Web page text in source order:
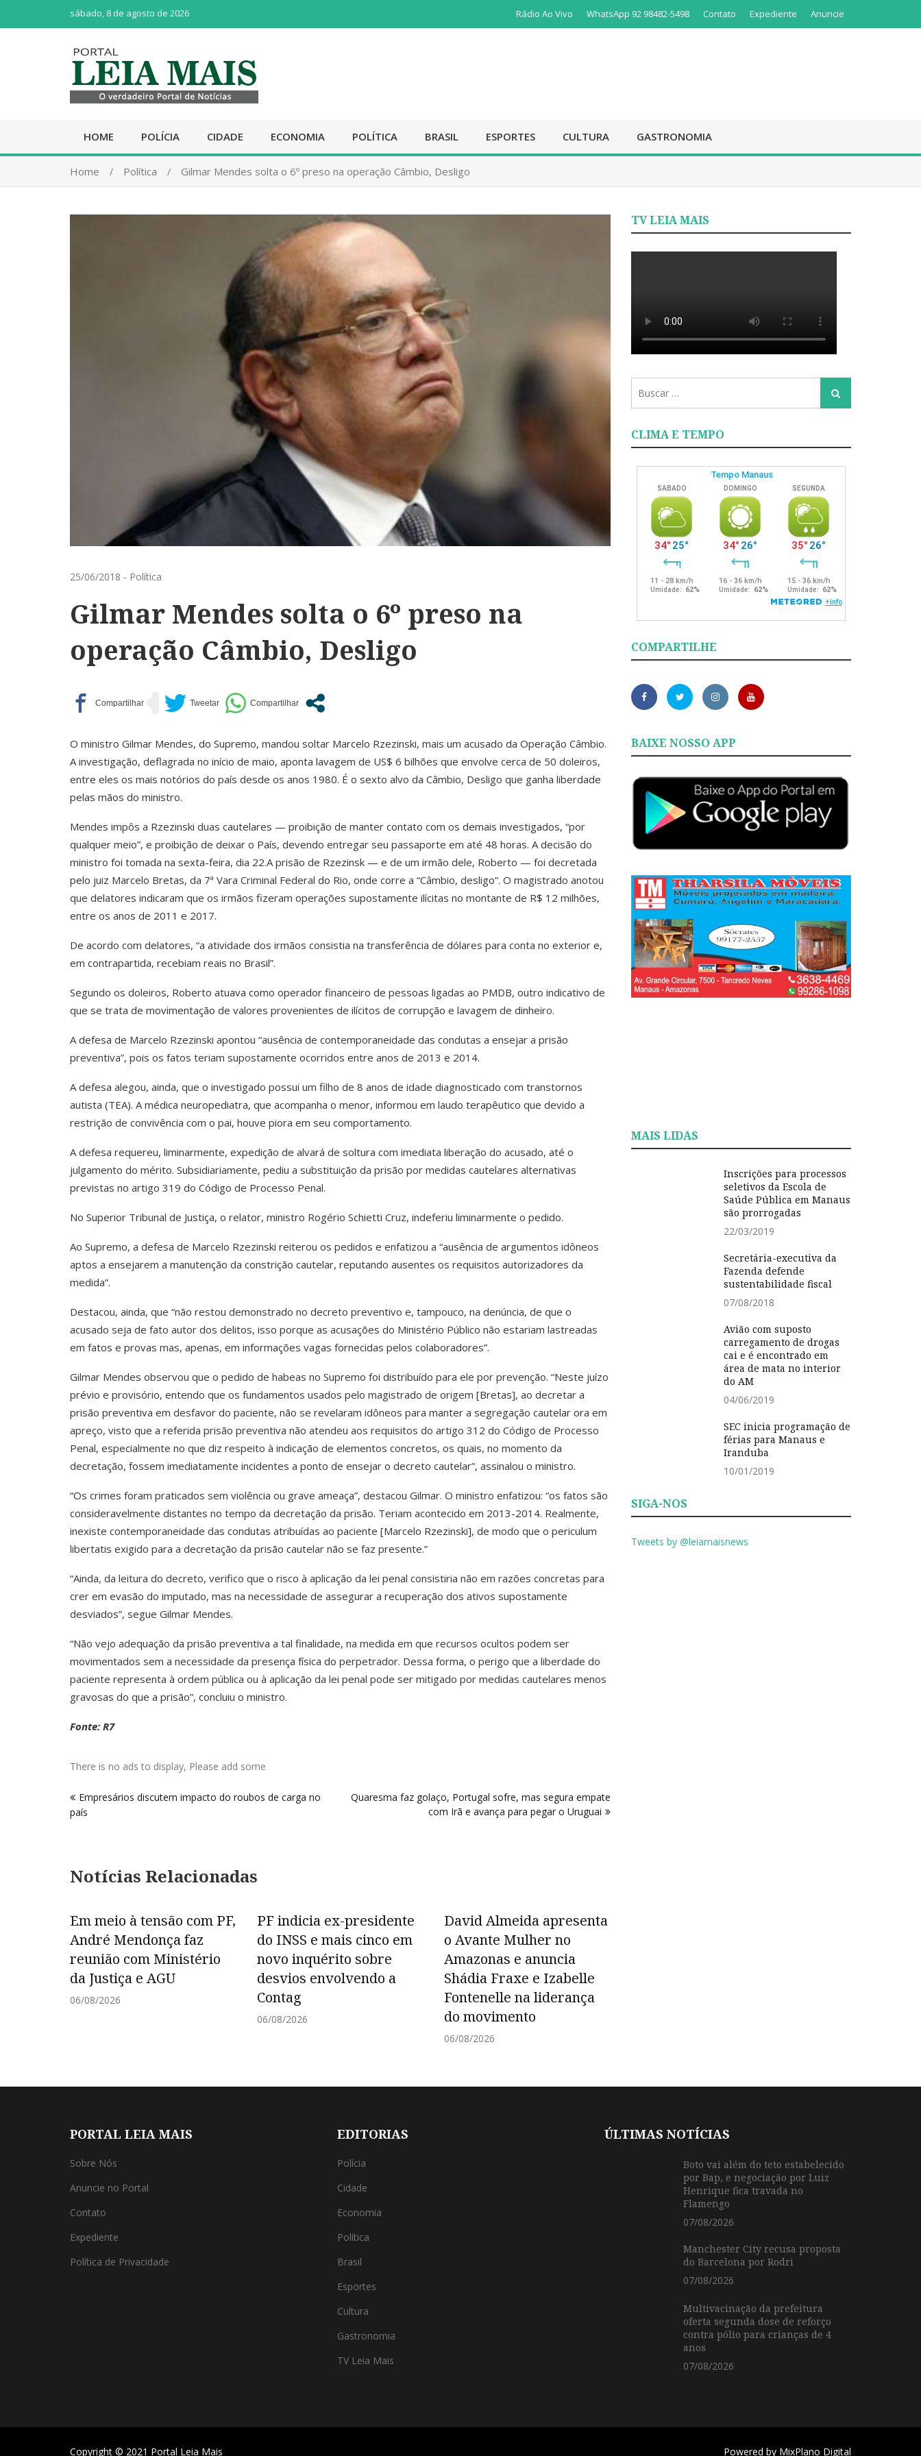
sábado, 8 de agosto de 2026 Anuncie
Expediente
Contato
WhatsApp 92 98482-5498
Rádio Ao Vivo
HOME POLÍCIA CIDADE ECONOMIA POLÍTICA BRASIL ESPORTES CULTURA GASTRONOMIA
Home Política Gilmar Mendes solta o 6º preso na operação Câmbio, Desligo
25/06/2018 - Política
Gilmar Mendes solta o 6º preso na
operação Câmbio, Desligo
O ministro Gilmar Mendes, do Supremo, mandou soltar Marcelo Rzezinski, mais um acusado da Operação Câmbio.
A investigação, deflagrada no início de maio, aponta lavagem de US$ 6 bilhões que envolve cerca de 50 doleiros,
entre eles os mais notórios do país desde os anos 1980. É o sexto alvo da Câmbio, Desligo que ganha liberdade
pelas mãos do ministro.
Mendes impôs a Rzezinski duas cautelares — proibição de manter contato com os demais investigados, “por
qualquer meio”, e proibição de deixar o País, devendo entregar seu passaporte em até 48 horas. A decisão do
ministro foi tomada na sexta-feira, dia 22.A prisão de Rzezinsk — e de um irmão dele, Roberto — foi decretada
pelo juiz Marcelo Bretas, da 7ª Vara Criminal Federal do Rio, onde corre a “Câmbio, desligo”. O magistrado anotou
que delatores indicaram que os irmãos fizeram operações supostamente ilícitas no montante de R$ 12 milhões,
entre os anos de 2011 e 2017.
De acordo com delatores, “a atividade dos irmãos consistia na transferência de dólares para conta no exterior e,
em contrapartida, recebiam reais no Brasil”.
Segundo os doleiros, Roberto atuava como operador financeiro de pessoas ligadas ao PMDB, outro indicativo de
que se trata de movimentação de valores provenientes de ilícitos de corrupção e lavagem de dinheiro.
A defesa de Marcelo Rzezinski apontou “ausência de contemporaneidade das condutas a ensejar a prisão
preventiva”, pois os fatos teriam supostamente ocorridos entre anos de 2013 e 2014.
A defesa alegou, ainda, que o investigado possui um filho de 8 anos de idade diagnosticado com transtornos
autista (TEA). A médica neuropediatra, que acompanha o menor, informou em laudo terapêutico que devido a
restrição de convivência com o pai, houve piora em seu comportamento.
A defesa requereu, liminarmente, expedição de alvará de soltura com imediata liberação do acusado, até o
julgamento do mérito. Subsidiariamente, pediu a substituição da prisão por medidas cautelares alternativas
previstas no artigo 319 do Código de Processo Penal.
No Superior Tribunal de Justiça, o relator, ministro Rogério Schietti Cruz, indeferiu liminarmente o pedido.
Ao Supremo, a defesa de Marcelo Rzezinski reiterou os pedidos e enfatizou a “ausência de argumentos idôneos
aptos a ensejarem a manutenção da constrição cautelar, reputando ausentes os requisitos autorizadores da
medida”.
Destacou, ainda, que “não restou demonstrado no decreto preventivo e, tampouco, na denúncia, de que o
acusado seja de fato autor dos delitos, isso porque as acusações do Ministério Público não estariam lastreadas
em fatos e provas mas, apenas, em informações vagas fornecidas pelos colaboradores”.
Gilmar Mendes observou que o pedido de habeas no Supremo foi distribuído para ele por prevenção. “Neste juízo
prévio e provisório, entendo que os fundamentos usados pelo magistrado de origem [Bretas], ao decretar a
prisão preventiva em desfavor do paciente, não se revelaram idôneos para manter a segregação cautelar ora em
apreço, visto que a referida prisão preventiva não atendeu aos requisitos do artigo 312 do Código de Processo
Penal, especialmente no que diz respeito à indicação de elementos concretos, os quais, no momento da
decretação, fossem imediatamente incidentes a ponto de ensejar o decreto cautelar”, assinalou o ministro.
“Os crimes foram praticados sem violência ou grave ameaça”, destacou Gilmar. O ministro enfatizou: “os fatos são
consideravelmente distantes no tempo da decretação da prisão. Teriam acontecido em 2013-2014. Realmente,
inexiste contemporaneidade das condutas atribuídas ao paciente [Marcelo Rzezinski], de modo que o periculum
libertatis exigido para a decretação da prisão cautelar não se faz presente.”
“Ainda, da leitura do decreto, verifico que o risco à aplicação da lei penal consistiria não em razões concretas para
crer em evasão do imputado, mas na necessidade de assegurar a recuperação dos ativos supostamente
desviados”, segue Gilmar Mendes.
“Não vejo adequação da prisão preventiva a tal finalidade, na medida em que recursos ocultos podem ser
movimentados sem a necessidade da presença física do perpetrador. Dessa forma, o perigo que a liberdade do
paciente representa à ordem pública ou à aplicação da lei penal pode ser mitigado por medidas cautelares menos
gravosas do que a prisão”, concluiu o ministro.
Fonte: R7
There is no ads to display, Please add some
deEmpresários discutem impacto do roubos de carga no
país
Quaresma faz golaço, Portugal sofre, mas segura empate
com Irã e avança para pegar o Uruguai
Notícias Relacionadas
Em meio à tensão com PF,
André Mendonça faz
reunião com Ministério
da Justiça e AGU
06/08/2026
PF indicia ex-presidente
do INSS e mais cinco em
novo inquérito sobre
desvios envolvendo a
Contag
06/08/2026
David Almeida apresenta
o Avante Mulher no
Amazonas e anuncia
Shádia Fraxe e Izabelle
Fontenelle na liderança
do movimento
06/08/2026
TV LEIA MAIS
para:
Busca
CLIMA E TEMPO
COMPARTILHE
BAIXE NOSSO APP
MAIS LIDAS
Inscrições para processos
seletivos da Escola de
Saúde Pública em Manaus
são prorrogadas
22/03/2019
Secretária-executiva da
Fazenda defende
sustentabilidade fiscal
07/08/2018
Avião com suposto
carregamento de drogas
cai e é encontrado em
área de mata no interior
do AM
04/06/2019
SEC inicia programação de
férias para Manaus e
Iranduba
10/01/2019
SIGA-NOS
Tweets by @leiamaisnews
PORTAL LEIA MAIS
Sobre Nós
Anuncie no Portal
Contato
Expediente
Política de Privacidade
EDITORIAS
Polícia
Cidade
Economia
Política
Brasil
Esportes
Cultura
Gastronomia
TV Leia Mais
ÚLTIMAS NOTÍCIAS
Boto vai além do teto estabelecido
por Bap, e negociação por Luiz
Henrique fica travada no
Flamengo
07/08/2026
Manchester City recusa proposta
do Barcelona por Rodri
07/08/2026
Multivacinação da prefeitura
oferta segunda dose de reforço
contra pólio para crianças de 4
anos
07/08/2026
Copyright © 2021 Portal Leia Mais Powered by MixPlano Digital